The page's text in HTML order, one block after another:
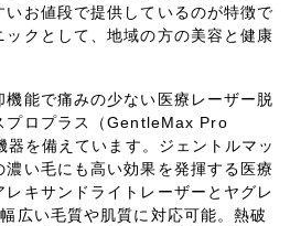
お値段で提供しているのが特徴で
クとして、地域の方の美容と健康
機能で痛みの少ない医療レーザー脱
プロプラス（GentleMax Pro
を備えています。ジェントルマッ
い毛にも高い効果を発揮する医療
キサンドライトレーザーとヤグレ
広い毛質や肌質に対応可能。熱破
大阪府 兵庫県
和歌山県